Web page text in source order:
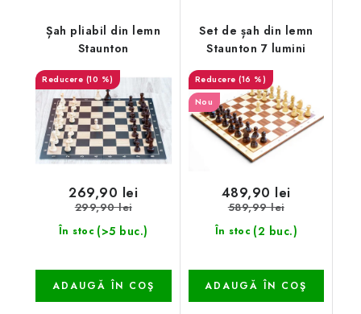
Șah pliabil din lemn
Staunton
(10 %)
În stoc (>5 buc.)
269,90 lei
299,90 lei
ADAUGĂ ÎN COŞ
Set de șah din lemn
Staunton 7 lumini
(16 %)
Nou
În stoc (2 buc.)
489,90 lei
589,99 lei
ADAUGĂ ÎN COŞ